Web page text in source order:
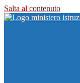
Salta al contenuto